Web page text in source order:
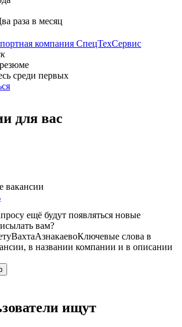
раза в месяц
компания СпецТехСервис
среди первых
для вас
вакансии
ещё будут появляться новые
вам?
ВахтаАзнакаевоКлючевые слова в
в названии компании и в описании
ищут